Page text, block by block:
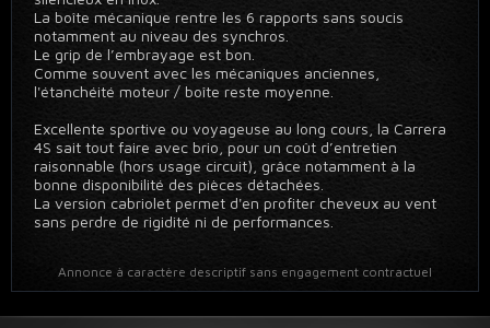
La boîte mécanique rentre les 6 rapports sans soucis
notamment au niveau des synchros.
Le grip de l’embrayage est bon.
Comme souvent avec les mécaniques anciennes,
l'étanchéité moteur / boîte reste moyenne.
Excellente sportive ou voyageuse au long cours, la Carrera
4S sait tout faire avec brio, pour un coût d’entretien
raisonnable (hors usage circuit), grâce notamment à la
bonne disponibilité des pièces détachées.
La version cabriolet permet d'en profiter cheveux au vent
sans perdre de rigidité ni de performances.
Annonce à caractère descriptif sans engagement contractuel